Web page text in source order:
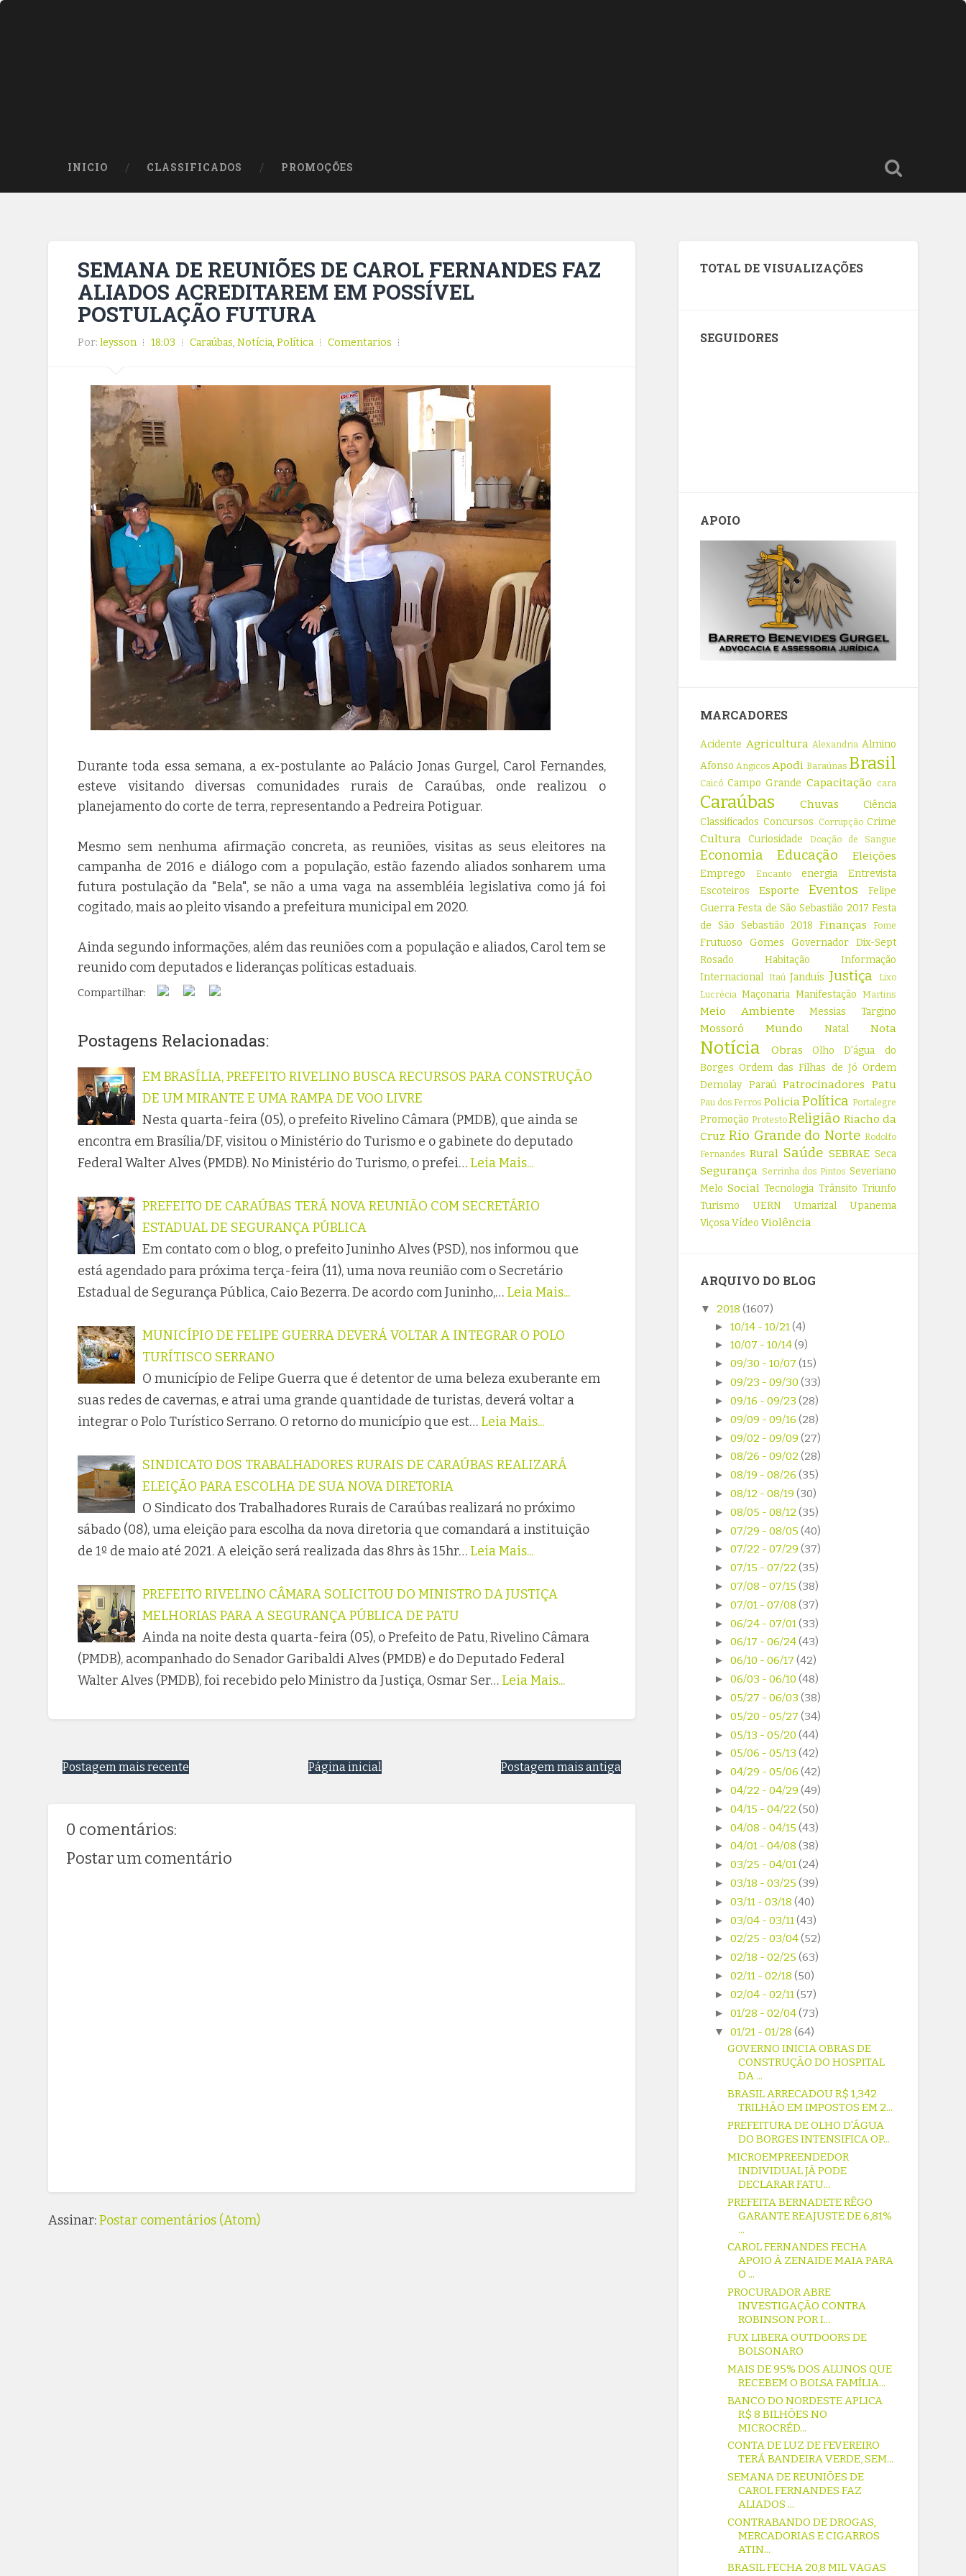
INICIO CLASSIFICADOS PROMOÇÕES
SEMANA DE REUNIÕES DE CAROL FERNANDES FAZ
ALIADOS ACREDITAREM EM POSSÍVEL
POSTULAÇÃO FUTURA
Por:leysson 18:03 Caraúbas,Notícia,Política Comentarios
Durante toda essa semana, a ex-postulante ao Palácio Jonas Gurgel, Carol Fernandes,
esteve visitando diversas comunidades rurais de Caraúbas, onde realizou o
planejamento do corte de terra, representando a Pedreira Potiguar.
Mesmo sem nenhuma afirmação concreta, as reuniões, visitas as seus eleitores na
campanha de 2016 e diálogo com a população, estão fazendo aliados sonharem uma
futura postulação da "Bela", se não a uma vaga na assembléia legislativa como já foi
cogitado, mais ao pleito visando a prefeitura municipal em 2020.
Ainda segundo informações, além das reuniões com a população e aliados, Carol tem se
reunido com deputados e lideranças políticas estaduais.
Compartilhar:
Postagens Relacionadas:
EM BRASÍLIA, PREFEITO RIVELINO BUSCA RECURSOS PARA CONSTRUÇÃO
DE UM MIRANTE E UMA RAMPA DE VOO LIVRE
Nesta quarta-feira (05), o prefeito Rivelino Câmara (PMDB), que ainda se
encontra em Brasília/DF, visitou o Ministério do Turismo e o gabinete do deputado
Federal Walter Alves (PMDB). No Ministério do Turismo, o prefei… Leia Mais...
PREFEITO DE CARAÚBAS TERÁ NOVA REUNIÃO COM SECRETÁRIO
ESTADUAL DE SEGURANÇA PÚBLICA
Em contato com o blog, o prefeito Juninho Alves (PSD), nos informou que
está agendado para próxima terça-feira (11), uma nova reunião com o Secretário
Estadual de Segurança Pública, Caio Bezerra. De acordo com Juninho,… Leia Mais...
MUNICÍPIO DE FELIPE GUERRA DEVERÁ VOLTAR A INTEGRAR O POLO
TURÍTISCO SERRANO
O município de Felipe Guerra que é detentor de uma beleza exuberante em
suas redes de cavernas, e atrai uma grande quantidade de turistas, deverá voltar a
integrar o Polo Turístico Serrano. O retorno do município que est… Leia Mais...
SINDICATO DOS TRABALHADORES RURAIS DE CARAÚBAS REALIZARÁ
ELEIÇÃO PARA ESCOLHA DE SUA NOVA DIRETORIA
O Sindicato dos Trabalhadores Rurais de Caraúbas realizará no próximo
sábado (08), uma eleição para escolha da nova diretoria que comandará a instituição
de 1º de maio até 2021. A eleição será realizada das 8hrs às 15hr… Leia Mais...
PREFEITO RIVELINO CÂMARA SOLICITOU DO MINISTRO DA JUSTIÇA
MELHORIAS PARA A SEGURANÇA PÚBLICA DE PATU
Ainda na noite desta quarta-feira (05), o Prefeito de Patu, Rivelino Câmara
(PMDB), acompanhado do Senador Garibaldi Alves (PMDB) e do Deputado Federal
Walter Alves (PMDB), foi recebido pelo Ministro da Justiça, Osmar Ser… Leia Mais...
Postagem mais recente Postagem mais antiga
Página inicial
0 comentários:
Postar um comentário
Assinar:Postar comentários (Atom)
TOTAL DE VISUALIZAÇÕES
SEGUIDORES
APOIO
MARCADORES
Acidente Agricultura Alexandria Almino
Afonso Angicos Apodi Baraúnas Brasil
Caicó Campo Grande Capacitação cara
Caraúbas Chuvas
Ciência
Classificados Concursos Corrupção Crime
Cultura Curiosidade Doação de Sangue
Economia Educação Eleições
Emprego Encanto energia
Entrevista
Escoteiros
Esporte Eventos
Felipe
Guerra Festa de São Sebastião 2017 Festa
de São Sebastião 2018 Finanças Fome
Frutuoso Gomes
Governador Dix-Sept
Rosado
Habitação
Informação
Internacional
Itaú Janduís Justiça
Lixo
Lucrécia Maçonaria Manifestação Martins
Meio Ambiente Messias Targino
Mossoró Mundo Natal Nota
Notícia Obras
Olho D'água do
Borges Ordem das Filhas de Jó Ordem
Demolay Paraú Patrocinadores Patu
Pau dos Ferros PoliciaPolítica Portalegre
Promoção ProtestoReligião Riacho da
Cruz Rio Grande do Norte Rodolfo
Fernandes Rural Saúde SEBRAE Seca
Segurança Serrinha dos Pintos Severiano
Melo Social Tecnologia Trânsito Triunfo
Turismo
UERN Umarizal
Upanema
ViçosaVídeo Violência
ARQUIVO DO BLOG
▼ 2018(1607)
► 10/14 - 10/21(4)
► 10/07 - 10/14(9)
► 09/30 - 10/07 (15)
► 09/23 - 09/30 (33)
► 09/16 - 09/23 (28)
► 09/09 - 09/16 (28)
► 09/02 - 09/09 (27)
► 08/26 - 09/02 (28)
► 08/19 - 08/26 (35)
► 08/12 - 08/19 (30)
► 08/05 - 08/12 (35)
► 07/29 - 08/05 (40)
► 07/22 - 07/29 (37)
► 07/15 - 07/22 (35)
► 07/08 - 07/15 (38)
► 07/01 - 07/08 (37)
► 06/24 - 07/01(33)
► 06/17 - 06/24(43)
► 06/10 - 06/17 (42)
► 06/03 - 06/10 (48)
► 05/27 - 06/03 (38)
► 05/20 - 05/27 (34)
► 05/13 - 05/20 (44)
► 05/06 - 05/13 (42)
► 04/29 - 05/06 (42)
► 04/22 - 04/29 (49)
► 04/15 - 04/22 (50)
► 04/08 - 04/15 (43)
► 04/01 - 04/08 (38)
► 03/25 - 04/01(24)
► 03/18 - 03/25 (39)
► 03/11 - 03/18 (40)
► 03/04 - 03/11(43)
► 02/25 - 03/04(52)
► 02/18 - 02/25 (63)
► 02/11 - 02/18 (50)
► 02/04 - 02/11(57)
► 01/28 - 02/04(73)
▼ 01/21 - 01/28 (64)
GOVERNO INICIA OBRAS DE
CONSTRUÇÃO DO HOSPITAL
DA ...
BRASIL ARRECADOU R$ 1,342
TRILHÃO EM IMPOSTOS EM 2...
PREFEITURA DE OLHO D'ÁGUA
DO BORGES INTENSIFICA OP...
MICROEMPREENDEDOR
INDIVIDUAL JÁ PODE
DECLARAR FATU...
PREFEITA BERNADETE RÊGO
GARANTE REAJUSTE DE 6,81%
...
CAROL FERNANDES FECHA
APOIO À ZENAIDE MAIA PARA
O ...
PROCURADOR ABRE
INVESTIGAÇÃO CONTRA
ROBINSON POR I...
FUX LIBERA OUTDOORS DE
BOLSONARO
MAIS DE 95% DOS ALUNOS QUE
RECEBEM O BOLSA FAMÍLIA...
BANCO DO NORDESTE APLICA
R$ 8 BILHÕES NO
MICROCRÉD...
CONTA DE LUZ DE FEVEREIRO
TERÁ BANDEIRA VERDE, SEM...
SEMANA DE REUNIÕES DE
CAROL FERNANDES FAZ
ALIADOS ...
CONTRABANDO DE DROGAS,
MERCADORIAS E CIGARROS
ATIN...
BRASIL FECHA 20,8 MIL VAGAS